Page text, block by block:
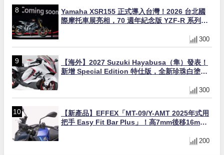
Yamaha XSR155 正式導入台灣！2026 台北國
際摩托車展亮相，70 週年紀念版 YZF-R 系列限
300
【海外】2027 Suzuki Hayabusa（隼）發表！
新增 Special Edition 特仕版，全新珍珠白塗裝
300
【新產品】EFFEX「MT-09/Y-AMT 2025年式用
把手 Easy Fit Bar Plus」！高7mm後移16mm
200